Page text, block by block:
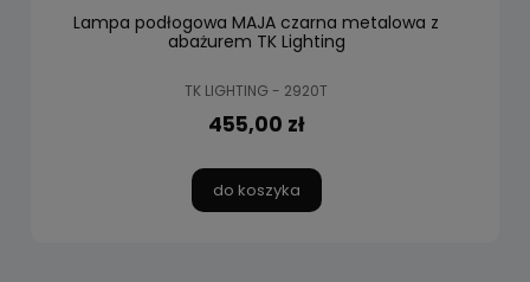
Lampa podłogowa MAJA czarna metalowa z
abażurem TK Lighting
TK LIGHTING - 2920T
455,00 zł
do koszyka